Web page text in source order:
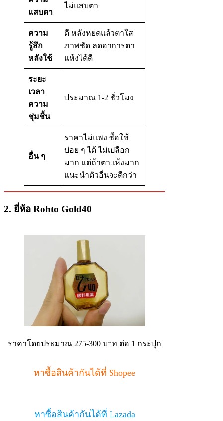
แสบตา
ไม่แสบตา
ความ
รู้สึก
หลังใช้
ดี หลังหยดแล้วตาใส
ภาพชัด ลดอาการตา
แห้งได้ดี
ระยะ
เวลา
ความ
ชุ่มชื้น
ประมาณ 1-2 ชั่วโมง
อื่น ๆ
ราคาไม่แพง ซื้อใช้
บ่อย ๆ ได้ ไม่เปลือก
มาก แต่ถ้าตาแห้งมาก
แนะนำตัวอื่นจะดีกว่า
2. ยี่ห้อ Rohto​ Gold​40
ราคาโดยประมาณ 275-300 บาท ต่อ 1 กระปุก
หาซื้อสินค้ากันได้ที่ Shopee
หาซื้อสินค้ากันได้ที่ Lazada